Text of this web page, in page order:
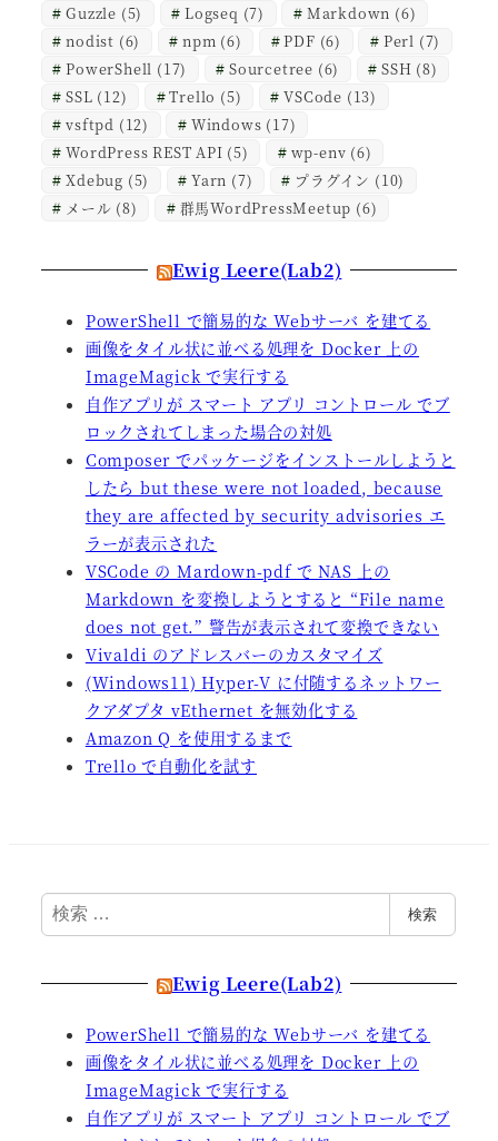
Guzzle (5) Logseq (7) Markdown (6)
nodist (6) npm (6) PDF (6) Perl (7)
PowerShell (17) Sourcetree (6) SSH (8)
SSL (12) Trello (5) VSCode (13)
vsftpd (12) Windows (17)
WordPress REST API (5) wp-env (6)
Xdebug (5) Yarn (7) プラグイン (10)
メール (8) 群馬WordPressMeetup (6)
Ewig Leere(Lab2)
PowerShell で簡易的な Webサーバ を建てる
画像をタイル状に並べる処理を Docker 上の
ImageMagick で実行する
自作アプリが スマート アプリ コントロール でブ
ロックされてしまった場合の対処
Composer でパッケージをインストールしようと
したら but these were not loaded, because
they are affected by security advisories エ
ラーが表示された
VSCode の Mardown-pdf で NAS 上の
Markdown を変換しようとすると “File name
does not get.” 警告が表示されて変換できない
Vivaldi のアドレスバーのカスタマイズ
(Windows11) Hyper-V に付随するネットワー
クアダプタ vEthernet を無効化する
Amazon Q を使用するまで
Trello で自動化を試す
検
索
検索
Ewig Leere(Lab2)
PowerShell で簡易的な Webサーバ を建てる
画像をタイル状に並べる処理を Docker 上の
ImageMagick で実行する
自作アプリが スマート アプリ コントロール でブ